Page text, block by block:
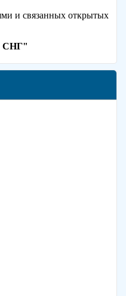
и связанных открытых
СНГ"